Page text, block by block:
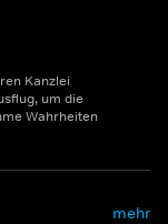
Kanzlei
um die
Wahrheiten
mehr